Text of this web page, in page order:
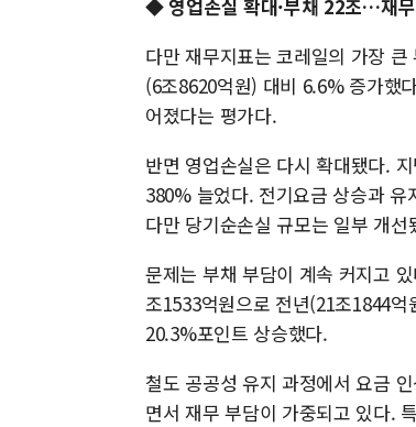
◆ 영업손실 확대·부채 22조…재
다만 재무지표는 코레일의 가장
(6조8620억원) 대비 6.6% 증가했
어졌다는 평가다.
반면 영업손실은 다시 확대됐다.
380% 늘었다. 전기요금 상승과
다만 당기순손실 규모는 일부 개
문제는 부채 부담이 계속 커지고
조1533억원으로 전년(21조1844
20.3%포인트 상승했다.
철도 공공성 유지 과정에서 요금
면서 재무 부담이 가중되고 있다.